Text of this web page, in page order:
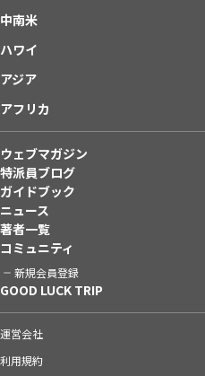
中南米
ハワイ
アジア
アフリカ
ウェブマガジン
特派員ブログ
ガイドブック
ニュース
著者一覧
コミュニティ
新規会員登録
GOOD LUCK TRIP
運営会社
利用規約